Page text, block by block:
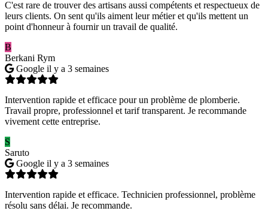
C'est rare de trouver des artisans aussi compétents et respectueux de
leurs clients. On sent qu'ils aiment leur métier et qu'ils mettent un
point d'honneur à fournir un travail de qualité.
B
Berkani Rym
Google il y a 3 semaines
Intervention rapide et efficace pour un problème de plomberie.
Travail propre, professionnel et tarif transparent. Je recommande
vivement cette entreprise.
S
Saruto
Google il y a 3 semaines
Intervention rapide et efficace. Technicien professionnel, problème
résolu sans délai. Je recommande.